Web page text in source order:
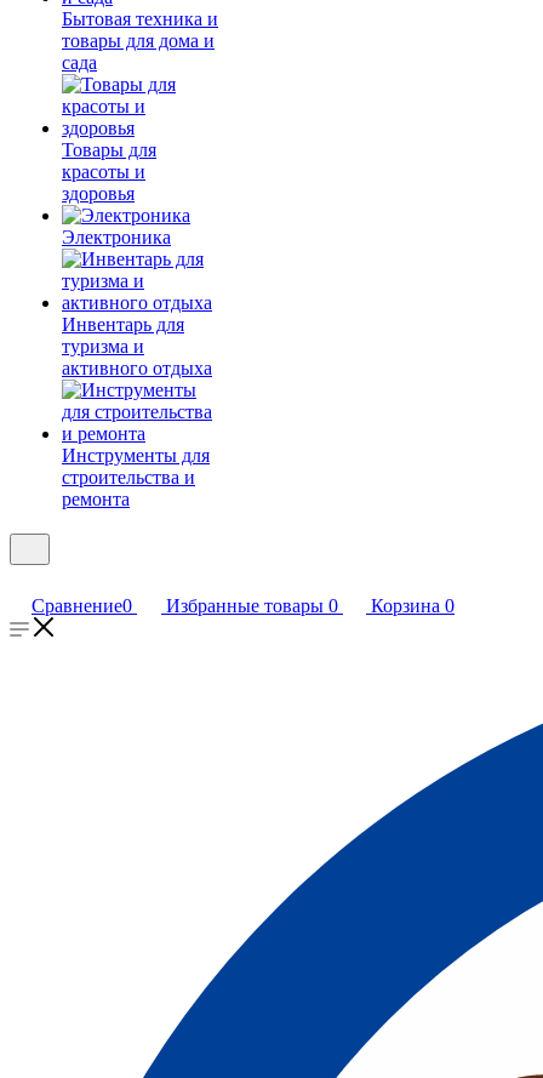
Бытовая техника и
товары для дома и
сада
Товары для
красоты и
здоровья
Электроника
Инвентарь для
туризма и
активного отдыха
Инструменты для
строительства и
ремонта
Сравнение0 Избранные товары 0 Корзина 0